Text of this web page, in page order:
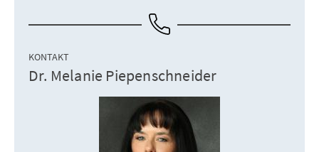
KONTAKT
Dr. Melanie Piepenschneider